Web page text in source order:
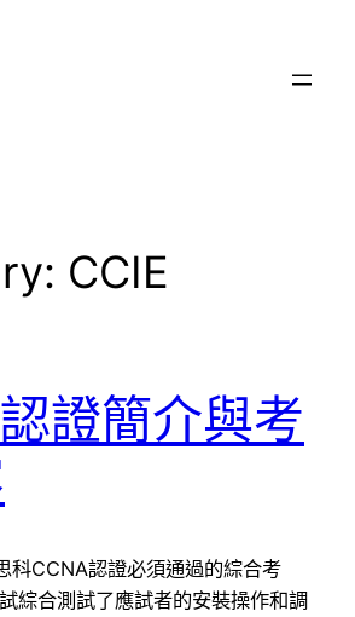
CCIE
證簡介與考
CCNA認證必須通過的綜合考
綜合測試了應試者的安裝操作和調